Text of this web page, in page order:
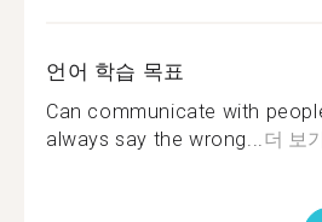
언어 학습 목표
Can communicate with
always say the wrong...더 보